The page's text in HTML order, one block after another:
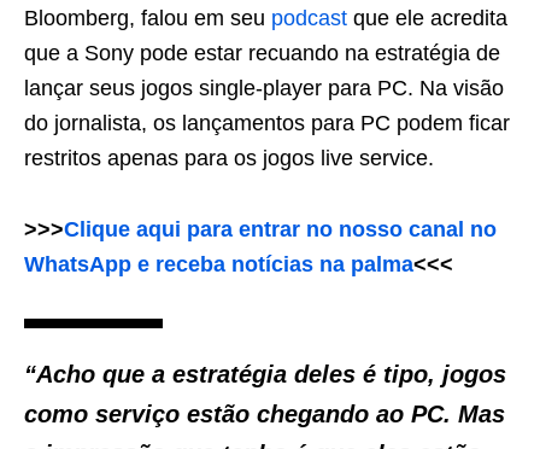
Bloomberg, falou em seu podcast que ele acredita
que a Sony pode estar recuando na estratégia de
lançar seus jogos single-player para PC. Na visão
do jornalista, os lançamentos para PC podem ficar
restritos apenas para os jogos live service.
>>>Clique aqui para entrar no nosso canal no
WhatsApp e receba notícias na palma<<<
“Acho que a estratégia deles é tipo, jogos
como serviço estão chegando ao PC. Mas